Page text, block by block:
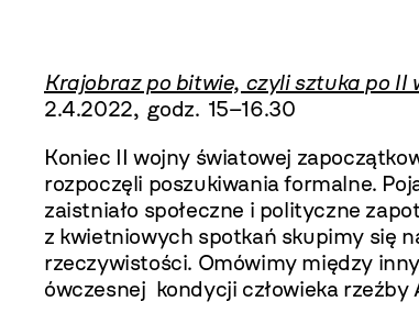
Krajobraz po bitwie, czyli sztuka po II
2.4.2022, godz. 15–16.30
Koniec II wojny światowej
rozpoczęli poszukiwania formalne.
zaistniało społeczne i polityczne
z kwietniowych spotkań skupimy się
rzeczywistości. Omówimy między
ówczesnej kondycji człowieka